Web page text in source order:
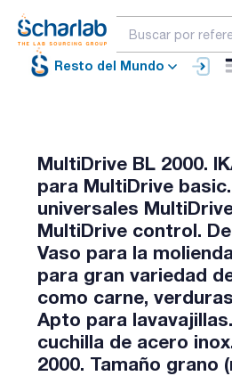
Resto del Mundo
MultiDrive BL 2000.
para MultiDrive
universales
MultiDrive control.
Vaso para la
para gran variedad
como carne,
Apto para
cuchilla de acero
2000. Tamaño grano